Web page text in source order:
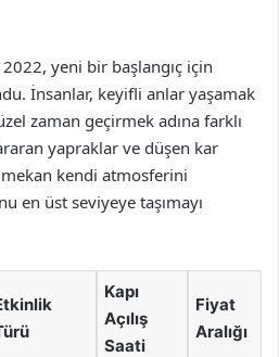
2022, yeni bir başlangıç için
İnsanlar, keyifli anlar yaşamak
zaman geçirmek adına farklı
yapraklar ve düşen kar
kendi atmosferini
en üst seviyeye taşımayı
Kapı
Açılış
Saati
Fiyat
Aralığı